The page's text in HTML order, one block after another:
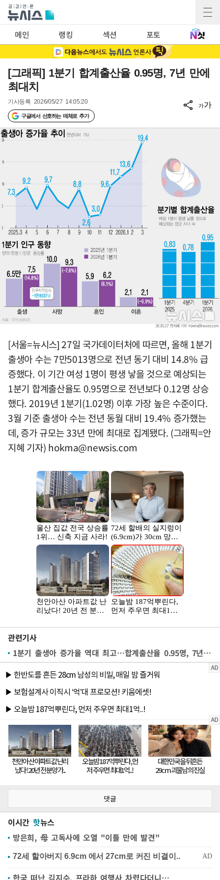
메인 랭킹 섹션 포토
[그래픽] 1분기 합계출산율 0.95명, 7년 만에
최대치
기사등록 2026/05/27 14:05:20
구글에서 선호하는 매체로 추가
가가
[서울=뉴시스] 27일 국가데이터처에 따르면, 올해 1분기
출생아 수는 7만5013명으로 전년 동기 대비 14.8% 급
증했다. 이 기간 여성 1명이 평생 낳을 것으로 예상되는
1분기 합계출산율도 0.95명으로 전년보다 0.12명 상승
했다. 2019년 1분기(1.02명) 이후 가장 높은 수준이다.
3월 기준 출생아 수는 전년 동월 대비 19.4% 증가했는
데, 증가 규모는 33년 만에 최대로 집계됐다. (그래픽=안
지혜 기자) hokma@newsis.com
관련기사
1분기 출생아 증가율 역대 최고…합계출산율 0.95명, 7년 만 최대
댓글
이시간 핫뉴스
방은희, 母 고독사에 오열 "이틀 만에 발견"